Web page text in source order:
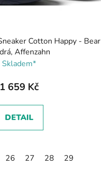
Cotton Happy - Bear
Affenzahn
Skladem*
1 659 Kč
DETAIL
26 27 28 29